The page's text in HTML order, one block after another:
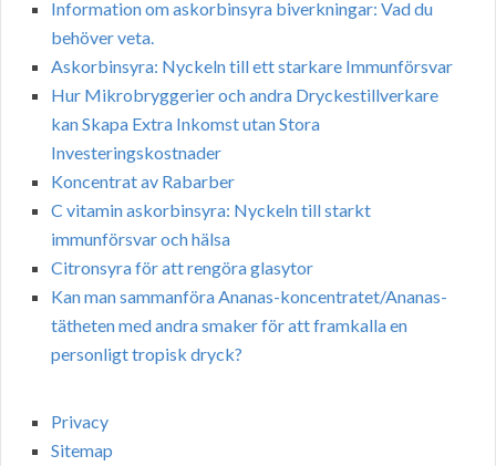
Information om askorbinsyra biverkningar: Vad du
behöver veta.
Askorbinsyra: Nyckeln till ett starkare Immunförsvar
Hur Mikrobryggerier och andra Dryckestillverkare
kan Skapa Extra Inkomst utan Stora
Investeringskostnader
Koncentrat av Rabarber
C vitamin askorbinsyra: Nyckeln till starkt
immunförsvar och hälsa
Citronsyra för att rengöra glasytor
Kan man sammanföra Ananas-koncentratet/Ananas-
tätheten med andra smaker för att framkalla en
personligt tropisk dryck?
Privacy
Sitemap